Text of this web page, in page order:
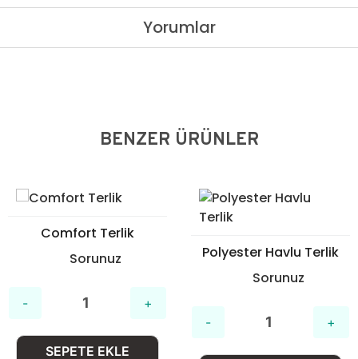
Yorumlar
BENZER ÜRÜNLER
Comfort Terlik
Sorunuz
SEPETE EKLE
Polyester Havlu Terlik
Sorunuz